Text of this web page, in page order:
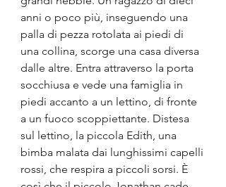
anni o poco più, inseguendo una
palla di pezza rotolata ai piedi di
una collina, scorge una casa diversa
dalle altre. Entra attraverso la porta
socchiusa e vede una famiglia in
piedi accanto a un lettino, di fronte
a un fuoco scoppiettante. Distesa
sul lettino, la piccola Edith, una
bimba malata dai lunghissimi capelli
rossi, che respira a piccoli sorsi. È